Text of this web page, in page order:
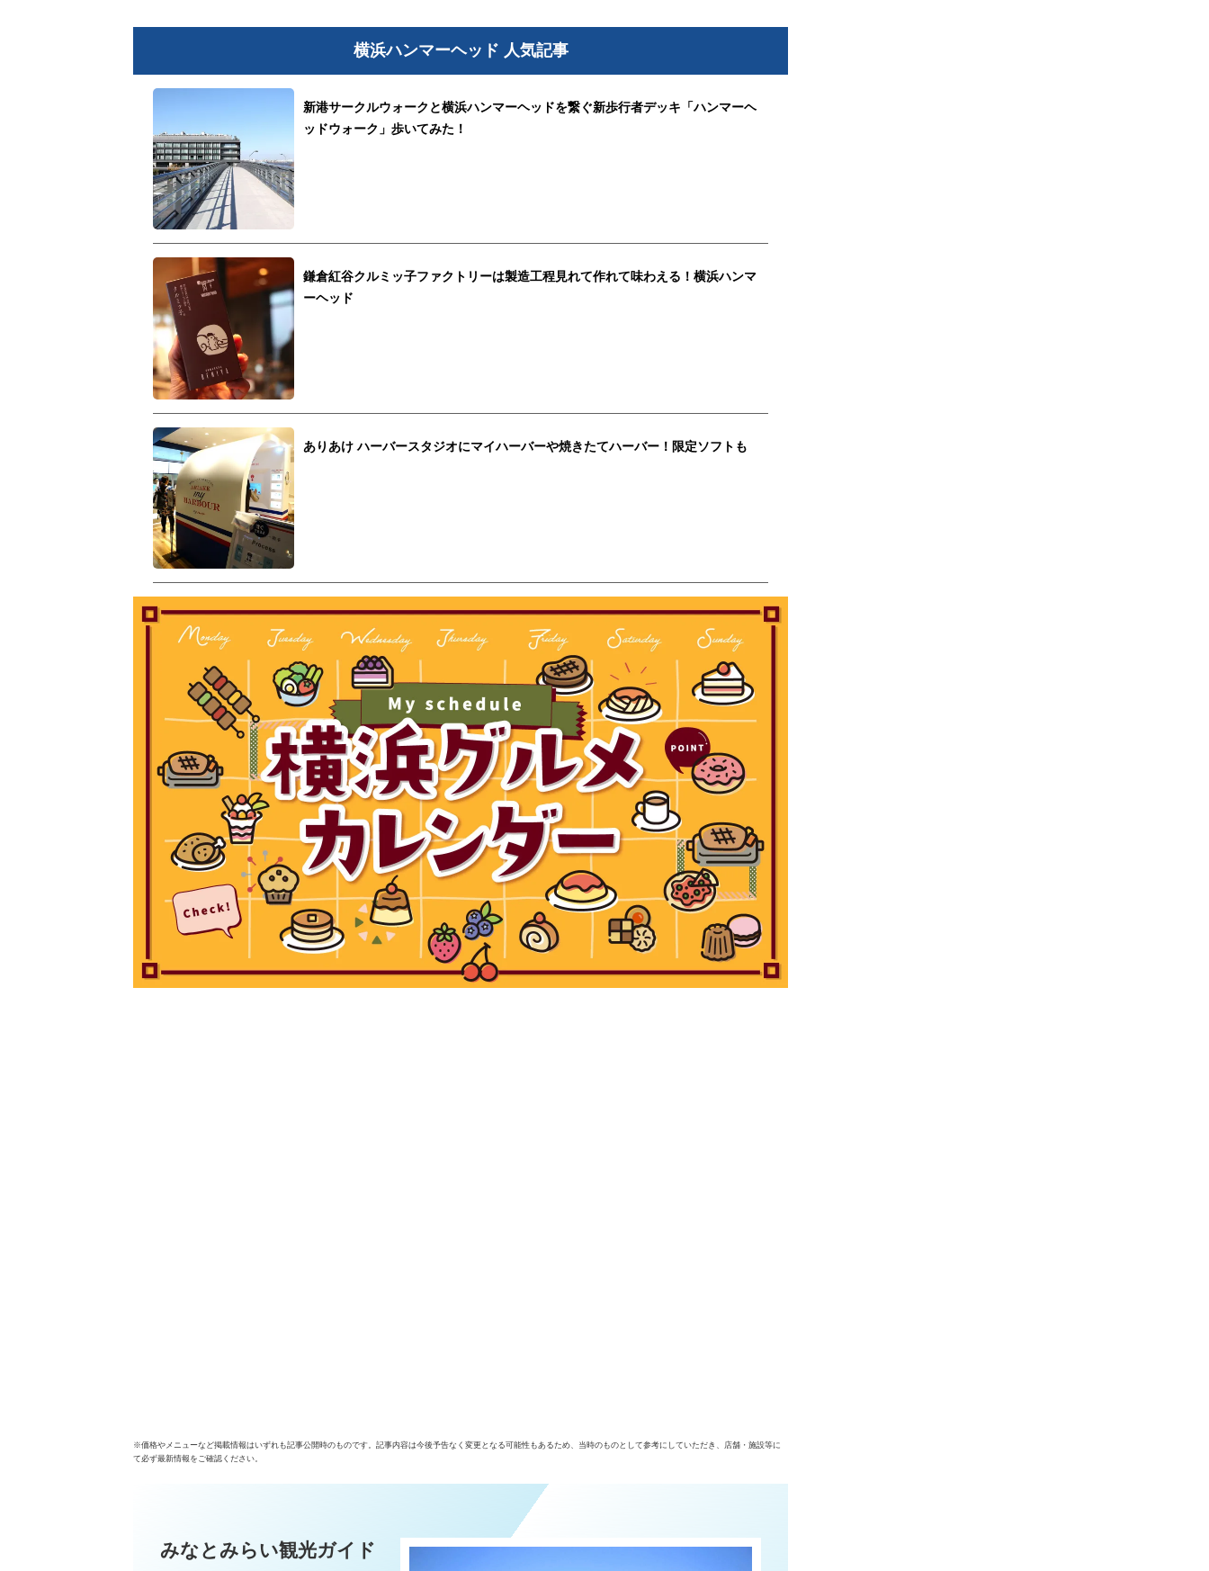
横浜ハンマーヘッド 人気記事
新港サークルウォークと横浜ハンマーヘッドを繋ぐ新歩行者デッキ「ハンマーヘ
ッドウォーク」歩いてみた！
鎌倉紅谷クルミッ子ファクトリーは製造工程見れて作れて味わえる！横浜ハンマ
ーヘッド
ありあけ ハーバースタジオにマイハーバーや焼きたてハーバー！限定ソフトも
※価格やメニューなど掲載情報はいずれも記事公開時のものです。記事内容は今後予告なく変更となる可能性もあるため、当時のものとして参考にしていただき、店舗・施設等に
て必ず最新情報をご確認ください。
みなとみらい観光ガイド